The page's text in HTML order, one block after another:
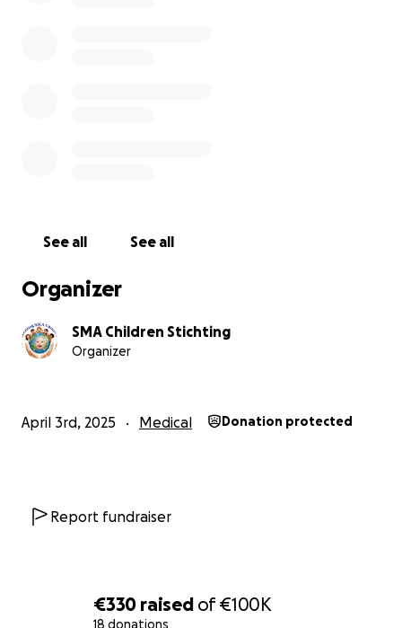
€330 raised of€100K
18 donations
See all See all
Organizer
SMA Children Stichting
Organizer
April 3rd, 2025 Medical Donation protected
Report fundraiser